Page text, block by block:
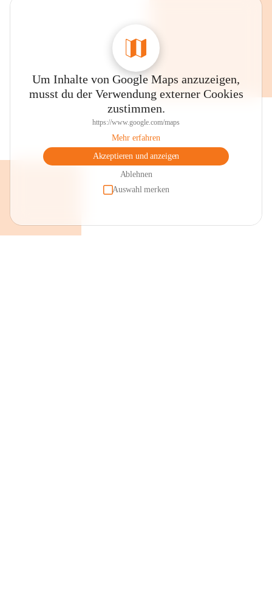
Um Inhalte von Google Maps anzuzeigen,
musst du der Verwendung externer Cookies
zustimmen.
https://www.google.com/maps
Mehr erfahren
Akzeptieren und anzeigen
Ablehnen
Auswahl merken